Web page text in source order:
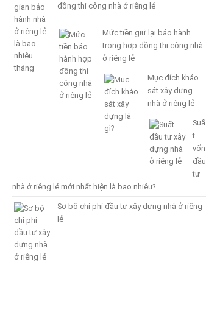
đồng thi công nhà ở riêng lẻ
Mức tiền giữ lại bảo hành
trong hợp đồng thi công nhà
ở riêng lẻ
Mục đích khảo
sát xây dựng
nhà ở riêng lẻ
Suấ
t
vốn
đầu
tư
nhà ở riêng lẻ mới nhất hiện là bao nhiêu?
Sơ bộ chi phí đầu tư xây dựng nhà ở riêng
lẻ